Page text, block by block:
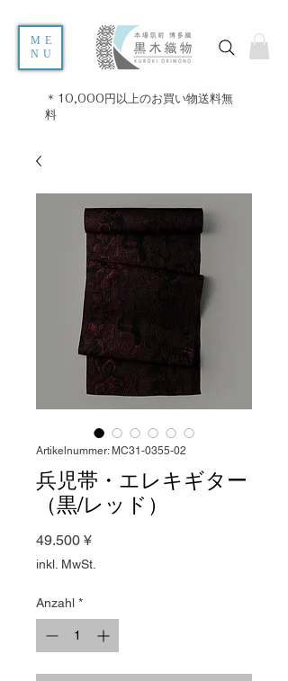
ME
NU
＊10,000円以上のお買い物送料無
料
Artikelnummer: MC31-0355-02
兵児帯・エレキギター
（黒/レッド）
49.500 ¥Preis
inkl. MwSt.
Anzahl *